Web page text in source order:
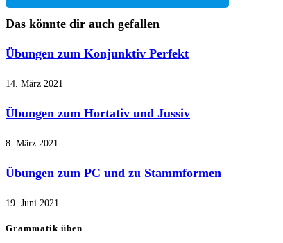
Das könnte dir auch gefallen
Übungen zum Konjunktiv Perfekt
14. März 2021
Übungen zum Hortativ und Jussiv
8. März 2021
Übungen zum PC und zu Stammformen
19. Juni 2021
Grammatik üben